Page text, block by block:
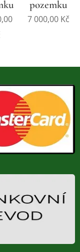
pozemku
7 000,00Kč